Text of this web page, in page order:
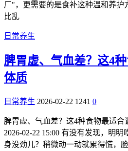
厂"，更需要的是食补这种温和养护
比乱
日常养生
脾胃虚、气血差？这4
体质
日常养生 2026-02-22 1241 0
脾胃虚、气血差？这4种食物最适合
2026-02-22 15:00 有没有发现，明
身没劲儿？稍微动一动就累得慌，